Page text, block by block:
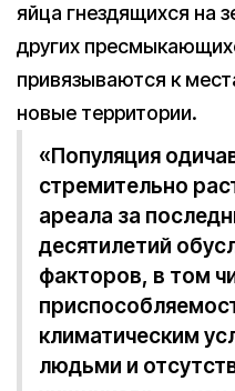
яйца гнездящихся на
других
привязываются к
новые территории.
«Популяция
стремительно
ареала за
десятилетий
факторов, в том
климатическим
людьми и